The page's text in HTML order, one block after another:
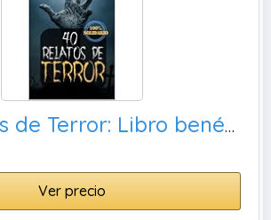
40 Relatos de Terror: Libro benéfico (Hospital Amic de la Fundación Sant Joan de Déu)
Ver precio